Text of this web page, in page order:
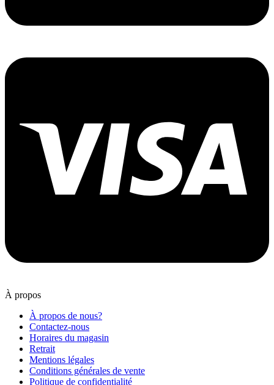
À propos
À propos de nous?
Contactez-nous
Horaires du magasin
Retrait
Mentions légales
Conditions générales de vente
Politique de confidentialité